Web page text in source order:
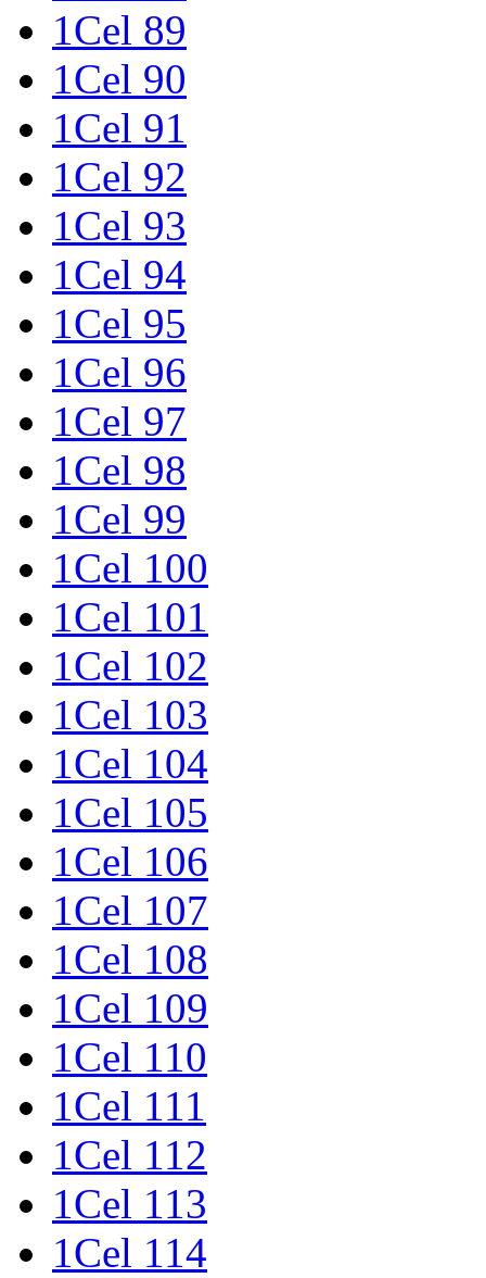
1Cel 89
1Cel 90
1Cel 91
1Cel 92
1Cel 93
1Cel 94
1Cel 95
1Cel 96
1Cel 97
1Cel 98
1Cel 99
1Cel 100
1Cel 101
1Cel 102
1Cel 103
1Cel 104
1Cel 105
1Cel 106
1Cel 107
1Cel 108
1Cel 109
1Cel 110
1Cel 111
1Cel 112
1Cel 113
1Cel 114